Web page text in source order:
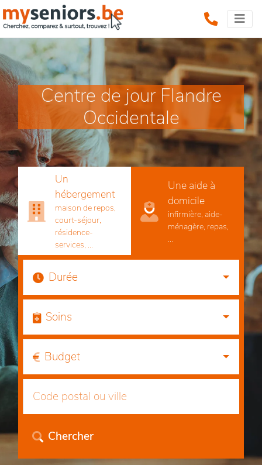
Centre de jour Flandre
Occidentale
Un
hébergement
maison de repos,
court-séjour,
résidence-
services, ...
Une aide à
domicile
infirmière, aide-
ménagère, repas,
...
Durée
Soins
Budget
Chercher